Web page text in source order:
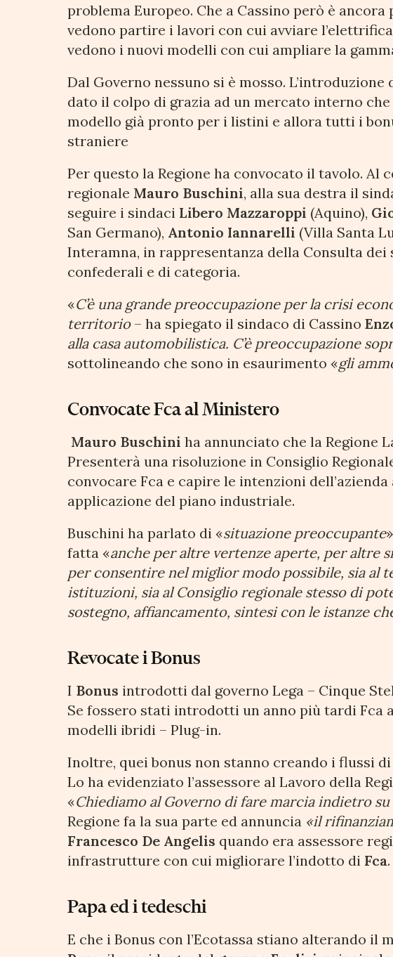
problema Europeo. Che a Cassino però è
vedono partire i lavori con cui avviare
vedono i nuovi modelli con cui ampliare la
Dal Governo nessuno si è mosso.
dato il colpo di grazia ad un mercato interno che
modello già pronto per i listini e allora tutti i
straniere
Per questo la Regione ha convocato il tavolo. Al
regionale Mauro Buschini, alla sua destra il
seguire i sindaci Libero Mazzaroppi (Aquino),
San Germano), Antonio Iannarelli (Villa Santa
Interamna, in rappresentanza della Consulta
confederali e di categoria.
«C’è una grande preoccupazione per la crisi
territorio– ha spiegato il sindaco di Cassino
alla casa automobilistica. C’è preoccupazione
sottolineando che sono in esaurimento «gli
Convocate Fca al Ministero
Mauro Buschini ha annunciato che la Regione
Presenterà una risoluzione in Consiglio
convocare Fca e capire le intenzioni
applicazione del piano industriale.
Buschini ha parlato di «situazione preoccupante
fatta «anche per altre vertenze aperte, per altre
per consentire nel miglior modo possibile, sia al
istituzioni, sia al Consiglio regionale stesso di
sostegno, affiancamento, sintesi con le istanze
Revocate i Bonus
I Bonus introdotti dal governo Lega – Cinque
Se fossero stati introdotti un anno più tardi Fca
modelli ibridi – Plug-in.
Inoltre, quei bonus non stanno creando i flussi
Lo ha evidenziato l’assessore al Lavoro della
«Chiediamo al Governo di fare marcia indietro su
Regione fa la sua parte ed annuncia «il
Francesco De Angelis quando era assessore
infrastrutture con cui migliorare l’indotto di Fca.
Papa ed i tedeschi
E che i Bonus con l’Ecotassa stiano alterando il